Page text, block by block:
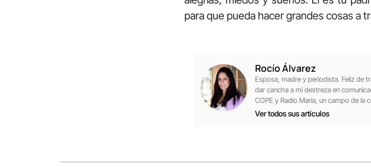
para que pueda hacer grandes cosas a
Rocío Álvarez
Esposa, madre y periodista. Feliz de
dar cancha a mi destreza en
COPE y Radio María, un campo de
Ver todos sus artículos